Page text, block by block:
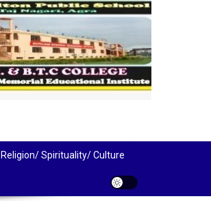
Religion/ Spirituality/ Culture